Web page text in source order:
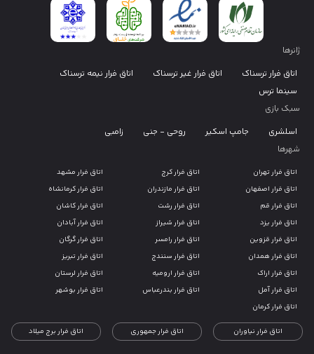
ژانرها
اتاق فرار ترسناک
اتاق فرار غیر ترسناک
اتاق فرار نیمه ترسناک
سینما ترس
سبک بازی
اسلشری
جامپ اسکیر روحی - جنی
زامبی
شهرها
اتاق فرار تهران اتاق فرار کرج
اتاق فرار مشهد
اتاق فرار اصفهان
اتاق فرار مازندران
اتاق فرار کرمانشاه
اتاق فرار قم
اتاق فرار رشت
اتاق فرار کاشان
اتاق فرار یزد
اتاق فرار شیراز
اتاق فرار آبادان
اتاق فرار قزوین
اتاق فرار رامسر
اتاق فرار گرگان
اتاق فرار همدان
اتاق فرار سنندج
اتاق فرار تبریز
اتاق فرار اراک
اتاق فرار ارومیه
اتاق فرار لرستان
اتاق فرار آمل
اتاق فرار بندرعباس
اتاق فرار بوشهر
اتاق فرار کرمان
اتاق فرار نیاوران اتاق فرار جمهوری اتاق فرار برج میلاد